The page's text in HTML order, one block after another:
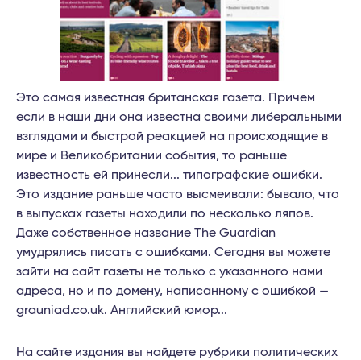
Это самая известная британская газета. Причем
если в наши дни она известна своими либеральными
взглядами и быстрой реакцией на происходящие в
мире и Великобритании события, то раньше
известность ей принесли... типографские ошибки.
Это издание раньше часто высмеивали: бывало, что
в выпусках газеты находили по несколько ляпов.
Даже собственное название The Guardian
умудрялись писать с ошибками. Сегодня вы можете
зайти на сайт газеты не только с указанного нами
адреса, но и по домену, написанному с ошибкой —
grauniad.co.uk. Английский юмор...
На сайте издания вы найдете рубрики политических